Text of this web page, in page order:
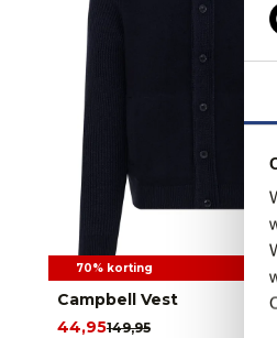
70% korting
Campbell Vest
149,95
44,95